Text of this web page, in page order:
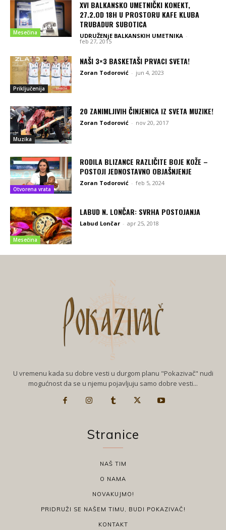
Mesečina
XVI BALKANSKO UMETNIČKI KONEKT,
27.2.OD 18H U PROSTORU KAFE KLUBA
TRUBADUR SUBOTICA
UDRUŽENjE BALKANSKIH UMETNIKA -
feb 27, 2015
Priključenija
NAŠI 3×3 BASKETAŠI PRVACI SVETA!
Zoran Todorović - jun 4, 2023
Muzika
20 ZANIMLJIVIH ČINJENICA IZ SVETA MUZIKE!
Zoran Todorović - nov 20, 2017
Otvorena vrata
RODILA BLIZANCE RAZLIČITE BOJE KOŽE –
POSTOJI JEDNOSTAVNO OBJAŠNJENJE
Zoran Todorović - feb 5, 2024
Mesečina
LABUD N. LONČAR: SVRHA POSTOJANJA
Labud Lončar - apr 25, 2018
U vremenu kada su dobre vesti u durgom planu "Pokazivač" nudi
mogućnost da se u njemu pojavljuju samo dobre vesti...
Stranice
NAŠ TIM
O NAMA
NOVAKUJMO!
PRIDRUŽI SE NAŠEM TIMU, BUDI POKAZIVAČ!
KONTAKT